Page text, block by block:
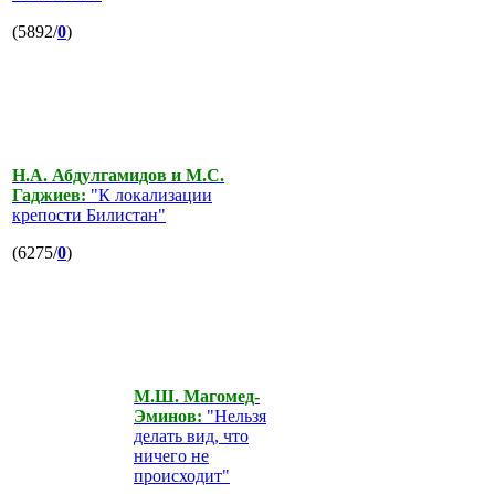
(5892/0)
Н.А. Абдулгамидов и М.С.
Гаджиев: "К локализации
крепости Билистан"
(6275/0)
М.Ш. Магомед-
Эминов: "Нельзя
делать вид, что
ничего не
происходит"